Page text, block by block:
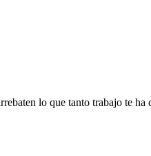
lo que tanto trabajo te ha